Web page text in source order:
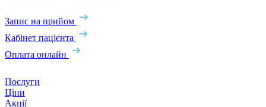
Запис на прийом
Кабінет пацієнта
Оплата онлайн
Послуги
Ціни
Акції